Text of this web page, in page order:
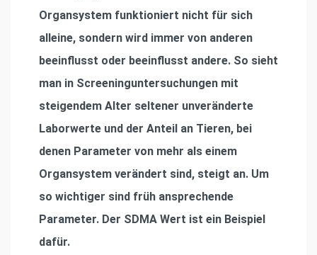
Organsystem funktioniert nicht für sich
alleine, sondern wird immer von anderen
beeinflusst oder beeinflusst andere. So sieht
man in Screeninguntersuchungen mit
steigendem Alter seltener unveränderte
Laborwerte und der Anteil an Tieren, bei
denen Parameter von mehr als einem
Organsystem verändert sind, steigt an. Um
so wichtiger sind früh ansprechende
Parameter. Der SDMA Wert ist ein Beispiel
dafür.